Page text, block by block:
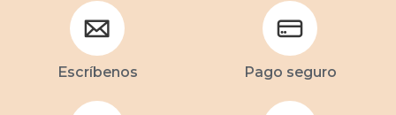
Escríbenos Pago seguro